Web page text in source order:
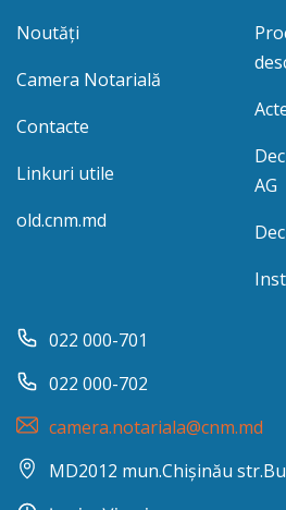
Noutăți
Camera Notarială
Contacte
Linkuri utile
old.cnm.md
AG
022 000-701
022 000-702
camera.notariala@cnm.md
MD2012 mun.Chișinău